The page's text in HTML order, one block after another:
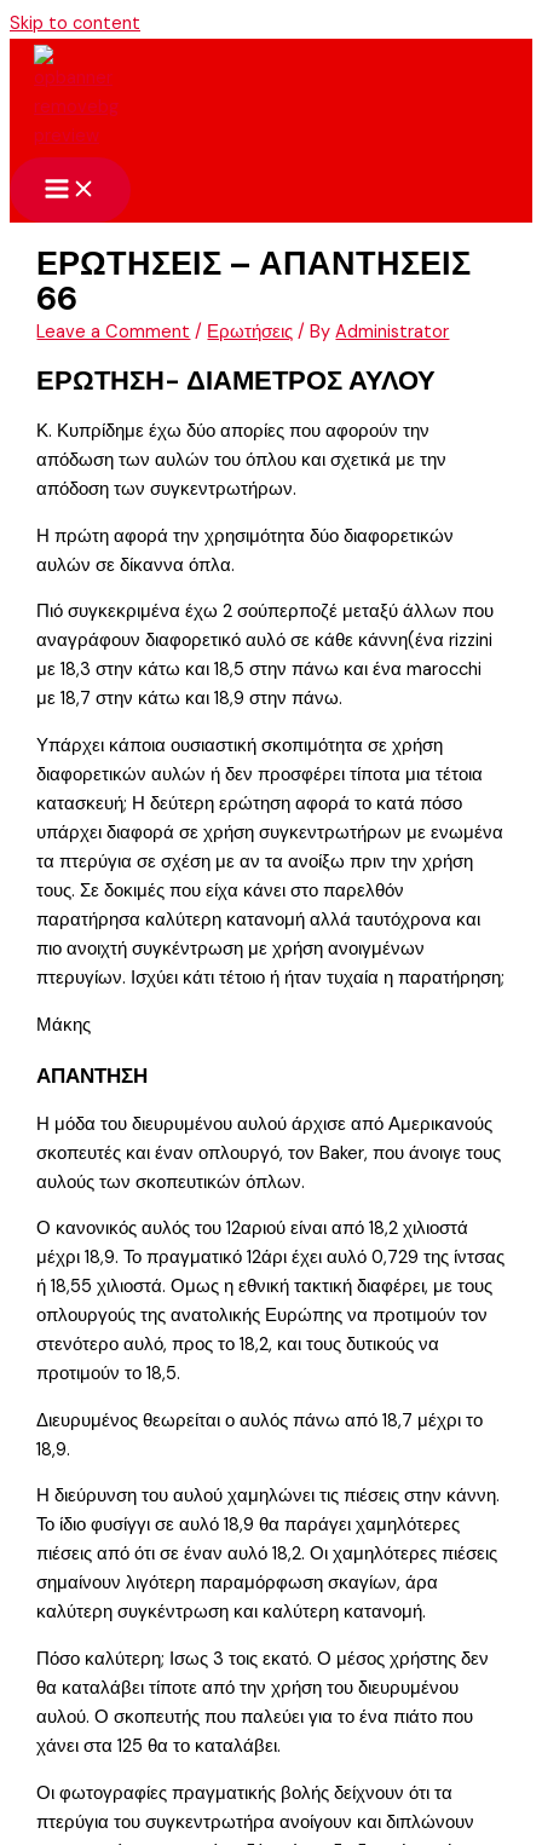
Skip to content
ΕΡΩΤΗΣΕΙΣ – ΑΠΑΝΤΗΣΕΙΣ
66
Leave a Comment / Ερωτήσεις / ByAdministrator
ΕΡΩΤΗΣΗ- ΔΙΑΜΕΤΡΟΣ ΑΥΛΟΥ
Κ. Κυπρίδημε έχω δύο απορίες που αφορούν την
απόδωση των αυλών του όπλου και σχετικά με την
απόδοση των συγκεντρωτήρων.
Η πρώτη αφορά την χρησιμότητα δύο διαφορετικών
αυλών σε δίκαννα όπλα.
Πιό συγκεκριμένα έχω 2 σούπερποζέ μεταξύ άλλων που
αναγράφουν διαφορετικό αυλό σε κάθε κάννη(ένα rizzini
με 18,3 στην κάτω και 18,5 στην πάνω και ένα marocchi
με 18,7 στην κάτω και 18,9 στην πάνω.
Υπάρχει κάποια ουσιαστική σκοπιμότητα σε χρήση
διαφορετικών αυλών ή δεν προσφέρει τίποτα μια τέτοια
κατασκευή; Η δεύτερη ερώτηση αφορά το κατά πόσο
υπάρχει διαφορά σε χρήση συγκεντρωτήρων με ενωμένα
τα πτερύγια σε σχέση με αν τα ανοίξω πριν την χρήση
τους. Σε δοκιμές που είχα κάνει στο παρελθόν
παρατήρησα καλύτερη κατανομή αλλά ταυτόχρονα και
πιο ανοιχτή συγκέντρωση με χρήση ανοιγμένων
πτερυγίων. Ισχύει κάτι τέτοιο ή ήταν τυχαία η παρατήρηση;
Μάκης
ΑΠΑΝΤΗΣΗ
Η μόδα του διευρυμένου αυλού άρχισε από Αμερικανούς
σκοπευτές και έναν οπλουργό, τον Baker, που άνοιγε τους
αυλούς των σκοπευτικών όπλων.
Ο κανονικός αυλός του 12αριού είναι από 18,2 χιλιοστά
μέχρι 18,9. Το πραγματικό 12άρι έχει αυλό 0,729 της ίντσας
ή 18,55 χιλιοστά. Ομως η εθνική τακτική διαφέρει, με τους
οπλουργούς της ανατολικής Ευρώπης να προτιμούν τον
στενότερο αυλό, προς το 18,2, και τους δυτικούς να
προτιμούν το 18,5.
Διευρυμένος θεωρείται ο αυλός πάνω από 18,7 μέχρι το
18,9.
Η διεύρυνση του αυλού χαμηλώνει τις πιέσεις στην κάννη.
Το ίδιο φυσίγγι σε αυλό 18,9 θα παράγει χαμηλότερες
πιέσεις από ότι σε έναν αυλό 18,2. Οι χαμηλότερες πιέσεις
σημαίνουν λιγότερη παραμόρφωση σκαγίων, άρα
καλύτερη συγκέντρωση και καλύτερη κατανομή.
Πόσο καλύτερη; Ισως 3 τοις εκατό. Ο μέσος χρήστης δεν
θα καταλάβει τίποτε από την χρήση του διευρυμένου
αυλού. Ο σκοπευτής που παλεύει για το ένα πιάτο που
χάνει στα 125 θα το καταλάβει.
Οι φωτογραφίες πραγματικής βολής δείχνουν ότι τα
πτερύγια του συγκεντρωτήρα ανοίγουν και διπλώνουν